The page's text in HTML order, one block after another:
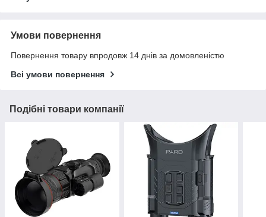
Умови повернення
Повернення товару впродовж 14 днів за домовленістю
Всі умови повернення
Подібні товари компанії